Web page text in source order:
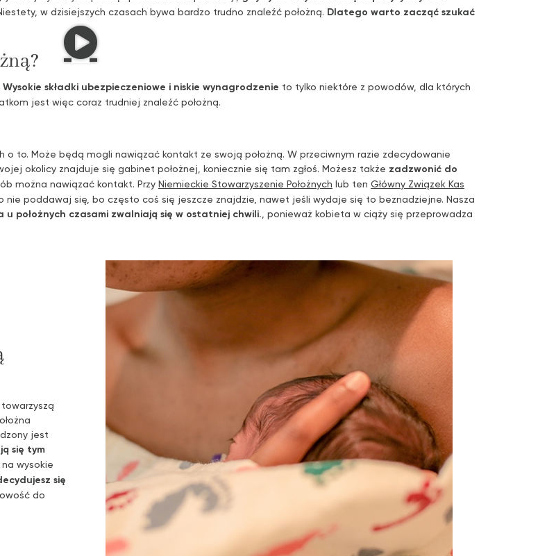
w dzisiejszych czasach bywa bardzo trudno znaleźć położną. Dlatego warto zacząć szukać
Wysokie składki ubezpieczeniowe i niskie wynagrodzenie to tylko niektóre z powodów, dla których
jest więc coraz trudniej znaleźć położną.
to. Może będą mogli nawiązać kontakt ze swoją położną. W przeciwnym razie zdecydowanie
okolicy znajduje się gabinet położnej, koniecznie się tam zgłoś. Możesz także zadzwonić do
można nawiązać kontakt. Przy Niemieckie Stowarzyszenie Położnych lub ten Główny Związek Kas
nie poddawaj się, bo często coś się jeszcze znajdzie, nawet jeśli wydaje się to beznadziejne. Nasza
u położnych czasami zwalniają się w ostatniej chwili. , ponieważ kobieta w ciąży się przeprowadza
jest
się tym
wysokie
się
do